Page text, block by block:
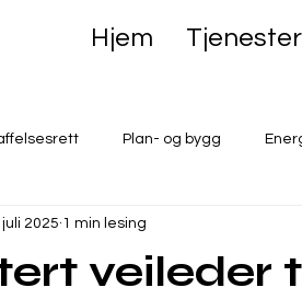
Hjem Tjenester
Plan- og bygg
veileder
juli 2025 1 min lesing